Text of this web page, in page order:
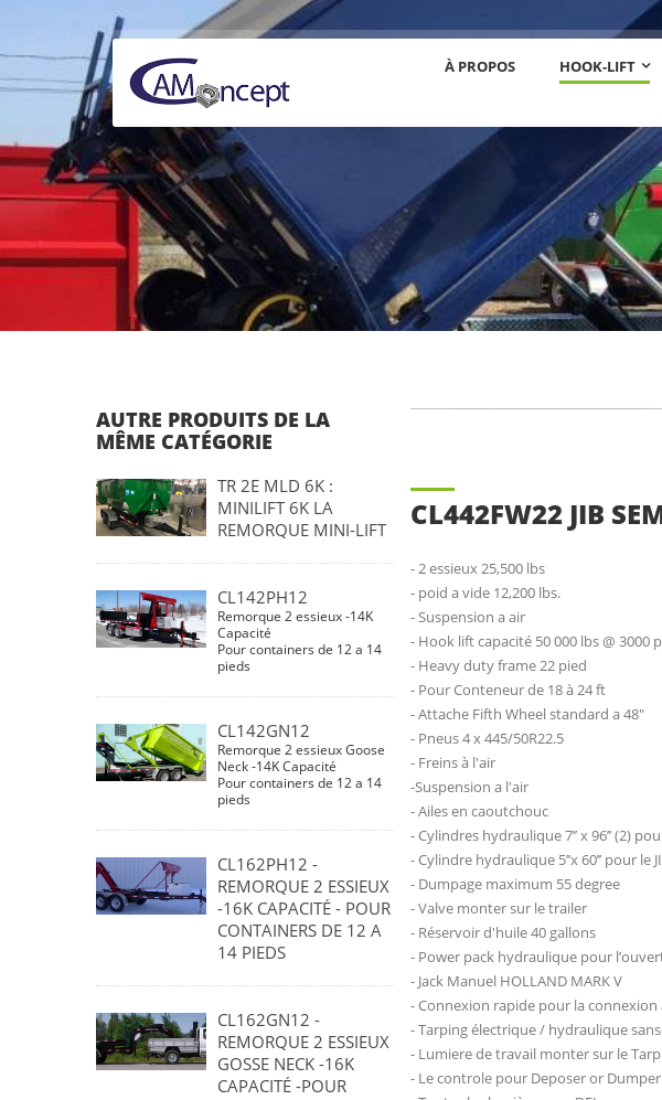
À PROPOS HOOK-LIFT
AUTRE PRODUITS DE LA
MÊME CATÉGORIE
TR 2E MLD 6K :
MINILIFT 6K LA
REMORQUE MINI-LIFT
CL142PH12
Remorque 2 essieux -14K
Capacité
Pour containers de 12 a 14
pieds
CL142GN12
Remorque 2 essieux Goose
Neck -14K Capacité
Pour containers de 12 a 14
pieds
CL162PH12 -
REMORQUE 2 ESSIEUX
-16K CAPACITÉ - POUR
CONTAINERS DE 12 A
14 PIEDS
CL162GN12 -
REMORQUE 2 ESSIEUX
GOSSE NECK -16K
CAPACITÉ -POUR
CL442FW22 JIB
- 2 essieux 25,500 lbs
- poid a vide 12,200 lbs.
- Suspension a air
- Hook lift capacité 50 000 lbs @ 3000
- Heavy duty frame 22 pied
- Pour Conteneur de 18 à 24 ft
- Attache Fifth Wheel standard a 48"
- Pneus 4 x 445/50R22.5
- Freins à l'air
-Suspension a l'air
- Ailes en caoutchouc
- Cylindres hydraulique 7’’ x 96’’ (2)
- Cylindre hydraulique 5’’x 60’’ pour le
- Dumpage maximum 55 degree
- Valve monter sur le trailer
- Réservoir d'huile 40 gallons
- Power pack hydraulique pour
- Jack Manuel HOLLAND MARK V
- Connexion rapide pour la connexion
- Tarping électrique / hydraulique
- Lumiere de travail monter sur le
- Le controle pour Deposer or